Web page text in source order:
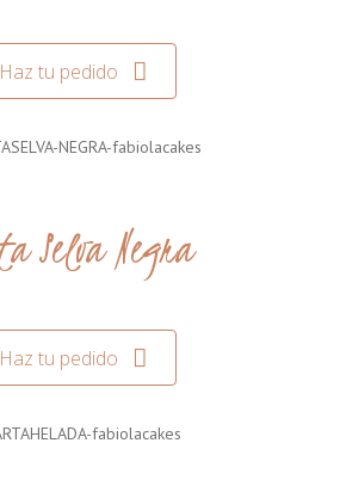
Haz tu pedido
Selva Negra
Haz tu pedido